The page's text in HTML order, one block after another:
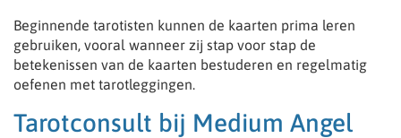
Beginnende tarotisten kunnen de kaarten prima leren
gebruiken, vooral wanneer zij stap voor stap de
betekenissen van de kaarten bestuderen en regelmatig
oefenen met tarotleggingen.
Tarotconsult bij Medium Angel